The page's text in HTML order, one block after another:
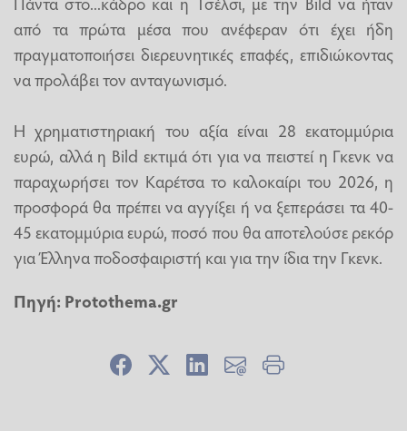
από τα πρώτα μέσα που ανέφεραν ότι έχει ήδη
πραγματοποιήσει διερευνητικές επαφές, επιδιώκοντας
να προλάβει τον ανταγωνισμό.
Η χρηματιστηριακή του αξία είναι 28 εκατομμύρια
ευρώ, αλλά η Bild εκτιμά ότι για να πειστεί η Γκενκ να
παραχωρήσει τον Καρέτσα το καλοκαίρι του 2026, η
προσφορά θα πρέπει να αγγίξει ή να ξεπεράσει τα 40-
45 εκατομμύρια ευρώ, ποσό που θα αποτελούσε ρεκόρ
για Έλληνα ποδοσφαιριστή και για την ίδια την Γκενκ.
Πηγή: Protothema.gr